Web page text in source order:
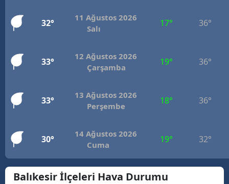
32°
11 Ağustos 2026
Salı
17° 36°
33°
12 Ağustos 2026
Çarşamba
19° 36°
33°
13 Ağustos 2026
Perşembe
18° 36°
30°
14 Ağustos 2026
Cuma
19° 32°
Balıkesir İlçeleri Hava Durumu